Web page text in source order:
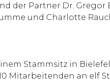
der Partner Dr.
und Charlotte
Stammsitz in
Mitarbeitenden an